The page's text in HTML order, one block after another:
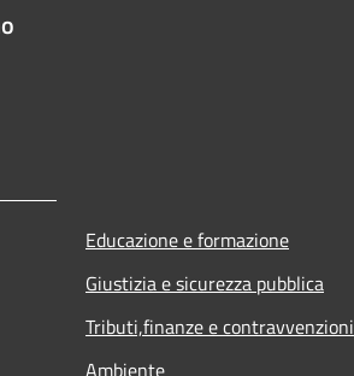
Educazione e formazione
Giustizia e sicurezza pubblica
Tributi,finanze e contravvenzioni
Ambiente